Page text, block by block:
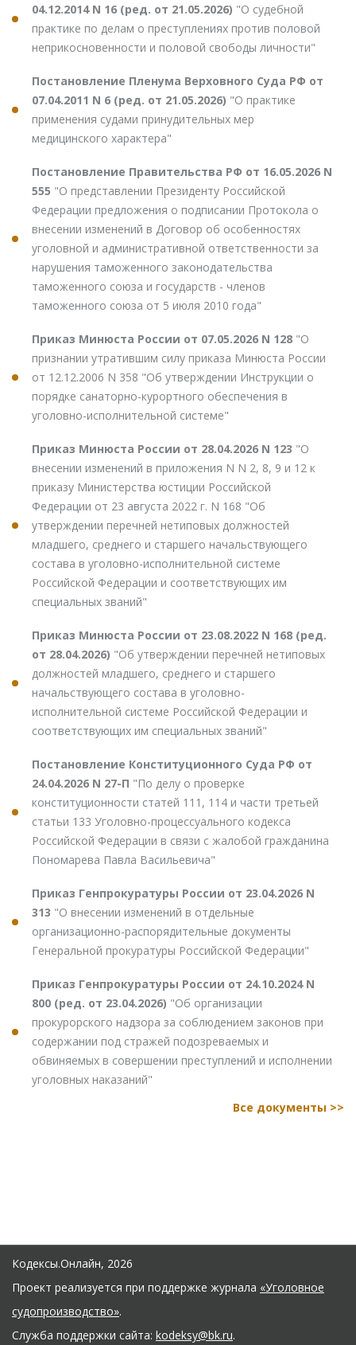
04.12.2014 N 16 (ред. от 21.05.2026) "О судебной
практике по делам о преступлениях против половой
неприкосновенности и половой свободы личности"
Постановление Пленума Верховного Суда РФ от
07.04.2011 N 6 (ред. от 21.05.2026) "О практике
применения судами принудительных мер
медицинского характера"
Постановление Правительства РФ от 16.05.2026 N
555 "О представлении Президенту Российской
Федерации предложения о подписании Протокола о
внесении изменений в Договор об особенностях
уголовной и административной ответственности за
нарушения таможенного законодательства
таможенного союза и государств - членов
таможенного союза от 5 июля 2010 года"
Приказ Минюста России от 07.05.2026 N 128 "О
признании утратившим силу приказа Минюста России
от 12.12.2006 N 358 "Об утверждении Инструкции о
порядке санаторно-курортного обеспечения в
уголовно-исполнительной системе"
Приказ Минюста России от 28.04.2026 N 123 "О
внесении изменений в приложения N N 2, 8, 9 и 12 к
приказу Министерства юстиции Российской
Федерации от 23 августа 2022 г. N 168 "Об
утверждении перечней нетиповых должностей
младшего, среднего и старшего начальствующего
состава в уголовно-исполнительной системе
Российской Федерации и соответствующих им
специальных званий"
Приказ Минюста России от 23.08.2022 N 168 (ред.
от 28.04.2026) "Об утверждении перечней нетиповых
должностей младшего, среднего и старшего
начальствующего состава в уголовно-
исполнительной системе Российской Федерации и
соответствующих им специальных званий"
Постановление Конституционного Суда РФ от
24.04.2026 N 27-П "По делу о проверке
конституционности статей 111, 114 и части третьей
статьи 133 Уголовно-процессуального кодекса
Российской Федерации в связи с жалобой гражданина
Пономарева Павла Васильевича"
Приказ Генпрокуратуры России от 23.04.2026 N
313 "О внесении изменений в отдельные
организационно-распорядительные документы
Генеральной прокуратуры Российской Федерации"
Приказ Генпрокуратуры России от 24.10.2024 N
800 (ред. от 23.04.2026) "Об организации
прокурорского надзора за соблюдением законов при
содержании под стражей подозреваемых и
обвиняемых в совершении преступлений и исполнении
уголовных наказаний"
Все документы >>
Кодексы.Онлайн, 2026
Проект реализуется при поддержке журнала «Уголовное
судопроизводство».
Служба поддержки сайта: kodeksy@bk.ru.